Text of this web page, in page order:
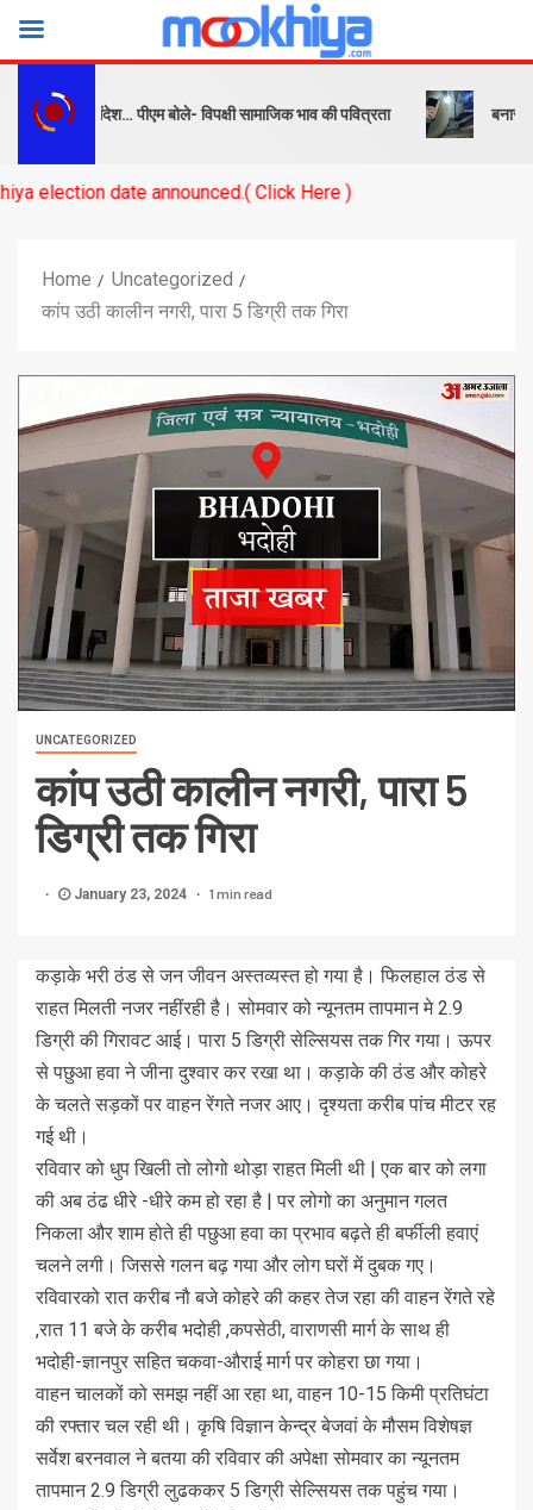
और संदेश… पीएम बोले- विपक्षी सामाजिक भाव की पवित्रता बनारस स्टेशन
announced.( Click Here )
Home
Uncategorized
कांप उठी कालीन नगरी, पारा 5 डिग्री तक गिरा
UNCATEGORIZED
कांप उठी कालीन नगरी, पारा 5
डिग्री तक गिरा
January 23, 2024 1 min read
कड़ाके भरी ठंड से जन जीवन अस्तव्यस्त हो गया है। फिलहाल ठंड से
राहत मिलती नजर नहींरही है। सोमवार को न्यूनतम तापमान मे 2.9
डिग्री की गिरावट आई। पारा 5 डिग्री सेल्सियस तक गिर गया। ऊपर
से पछुआ हवा ने जीना दुश्वार कर रखा था। कड़ाके की ठंड और कोहरे
के चलते सड़कों पर वाहन रेंगते नजर आए। दृश्यता करीब पांच मीटर रह
गई थी।
रविवार को धुप खिली तो लोगो थोड़ा राहत मिली थी | एक बार को लगा
की अब ठंढ धीरे -धीरे कम हो रहा है | पर लोगो का अनुमान गलत
निकला और शाम होते ही पछुआ हवा का प्रभाव बढ़ते ही बर्फीली हवाएं
चलने लगी। जिससे गलन बढ़ गया और लोग घरों में दुबक गए।
रविवारको रात करीब नौ बजे कोहरे की कहर तेज रहा की वाहन रेंगते रहे
,रात 11 बजे के करीब भदोही ,कपसेठी, वाराणसी मार्ग के साथ ही
भदोही-ज्ञानपुर सहित चकवा-औराई मार्ग पर कोहरा छा गया।
वाहन चालकों को समझ नहीं आ रहा था, वाहन 10-15 किमी प्रतिघंटा
की रफ्तार चल रही थी। कृषि विज्ञान केन्द्र बेजवां के मौसम विशेषज्ञ
सर्वेश बरनवाल ने बतया की रविवार की अपेक्षा सोमवार का न्यूनतम
तापमान 2.9 डिग्री लुढककर 5 डिग्री सेल्सियस तक पहुंच गया।